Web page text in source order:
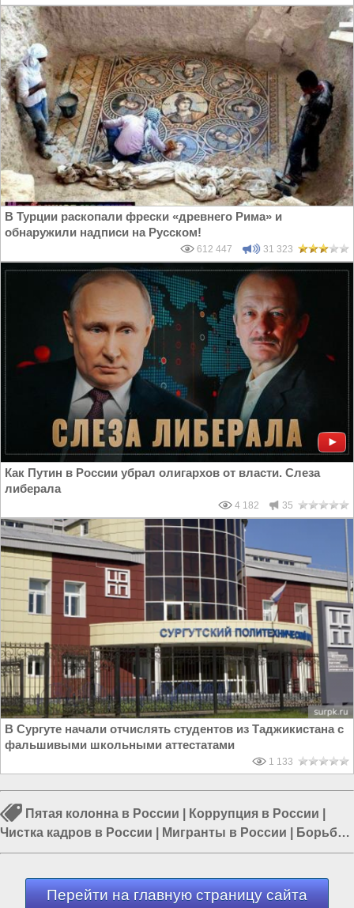
В Турции раскопали фрески «древнего Рима» и
обнаружили надписи на Русском!
612 447 31 323
Как Путин в России убрал олигархов от власти. Слеза
либерала
4 182 35
В Сургуте начали отчислять студентов из Таджикистана с
фальшивыми школьными аттестатами
1 133
Пятая колонна в России Коррупция в России
Чистка кадров в России
Мигранты в России
Борьба
с коррупцией|Политика в России|Власть в РФ
Перейти на главную страницу сайта